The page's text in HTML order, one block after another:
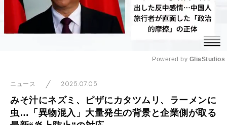
Powered by GliaStudios
ニュース 2025.07.05
みそ汁にネズミ、ピザにカタツムリ、ラーメンに
虫…「異物混入」大量発生の背景と企業側が取る